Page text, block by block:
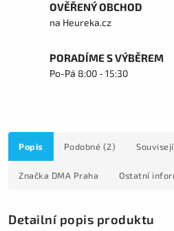
OVĚŘENÝ OBCHOD
na Heureka.cz
PORADÍME S VÝBĚREM
Po-Pá 8:00 - 15:30
Popis Podobné (2)
Značka DMA Praha Ostatní
Detailní popis produktu